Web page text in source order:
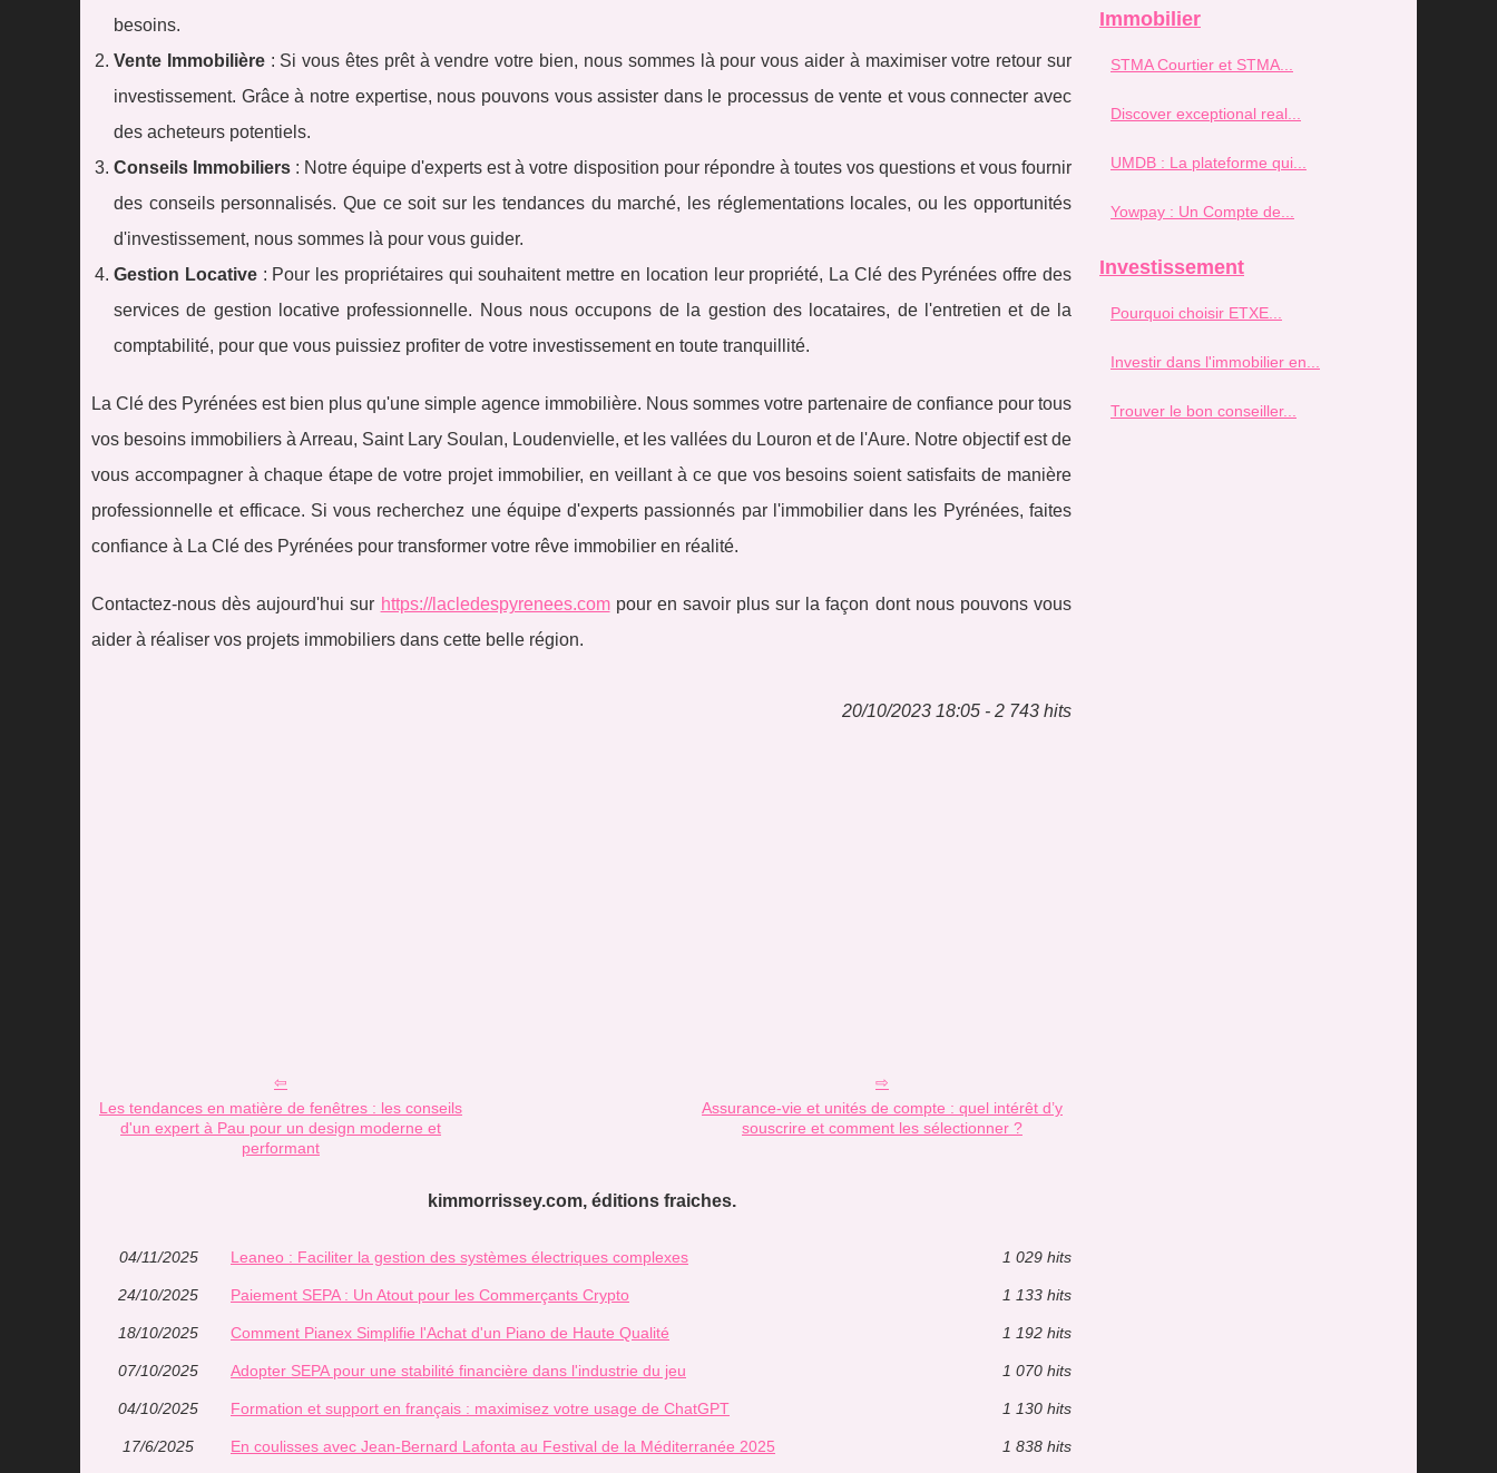
besoins.
Vente Immobilière: Si vous êtes prêt à vendre votre bien, nous sommes là pour vous aider à maximiser votre retour sur
investissement. Grâce à notre expertise, nous pouvons vous assister dans le processus de vente et vous connecter avec
des acheteurs potentiels.
Conseils Immobiliers : Notre équipe d'experts est à votre disposition pour répondre à toutes vos questions et vous fournir
des conseils personnalisés. Que ce soit sur les tendances du marché, les réglementations locales, ou les opportunités
d'investissement, nous sommes là pour vous guider.
Gestion Locative: Pour les propriétaires qui souhaitent mettre en location leur propriété, La Clé des Pyrénées offre des
services de gestion locative professionnelle. Nous nous occupons de la gestion des locataires, de l'entretien et de la
comptabilité, pour que vous puissiez profiter de votre investissement en toute tranquillité.
La Clé des Pyrénées est bien plus qu'une simple agence immobilière. Nous sommes votre partenaire de confiance pour tous
vos besoins immobiliers à Arreau, Saint Lary Soulan, Loudenvielle, et les vallées du Louron et de l'Aure. Notre objectif est de
vous accompagner à chaque étape de votre projet immobilier, en veillant à ce que vos besoins soient satisfaits de manière
professionnelle et efficace. Si vous recherchez une équipe d'experts passionnés par l'immobilier dans les Pyrénées, faites
confiance à La Clé des Pyrénées pour transformer votre rêve immobilier en réalité.
Contactez-nous dès aujourd'hui sur https://lacledespyrenees.compour en savoir plus sur la façon dont nous pouvons vous
aider à réaliser vos projets immobiliers dans cette belle région.
20/10/2023 18:05 - 2 743 hits
Les tendances en matière de fenêtres : les conseils
d'un expert à Pau pour un design moderne et
performant
Assurance-vie et unités de compte : quel intérêt d’y
souscrire et comment les sélectionner ?
kimmorrissey.com, éditions fraiches.
04/11/2025 Leaneo : Faciliter la gestion des systèmes électriques complexes 1 029 hits
24/10/2025 Paiement SEPA : Un Atout pour les Commerçants Crypto 1 133 hits
18/10/2025 Comment Pianex Simplifie l'Achat d'un Piano de Haute Qualité 1 192 hits
07/10/2025 Adopter SEPA pour une stabilité financière dans l'industrie du jeu 1 070 hits
04/10/2025 Formation et support en français : maximisez votre usage de ChatGPT 1 130 hits
17/6/2025 En coulisses avec Jean-Bernard Lafonta au Festival de la Méditerranée 2025 1 838 hits
Immobilier
STMA Courtier et STMA...
Discover exceptional real...
UMDB : La plateforme qui...
Yowpay : Un Compte de...
Investissement
Pourquoi choisir ETXE...
Investir dans l'immobilier en...
Trouver le bon conseiller...